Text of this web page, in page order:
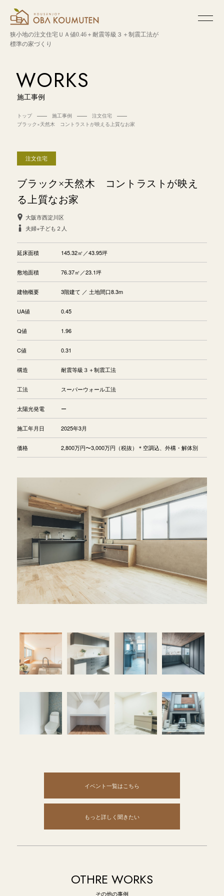
狭小地の注文住宅ＵＡ値0.46＋耐震等級３＋制震工法が
標準の家づくり
WORKS
施工事例
トップ 施工事例
注文住宅
ブラック×天然木 コントラストが映える上質なお家
注文住宅
ブラック×天然木 コントラストが映え
る上質なお家
大阪市西淀川区
夫婦+子ども２人
延床面積 145.32㎡／43.95坪
敷地面積 76.37㎡／23.1坪
建物概要 3階建て ／ 土地間口8.3m
UA値 0.45
Q値 1.96
C値 0.31
構造 耐震等級３＋制震工法
工法 スーパーウォール工法
太陽光発電 ー
施工年月日 2025年3月
価格 2,800万円〜3,000万円（税抜）＊空調込、外構・解体別
イベント一覧はこちら
もっと詳しく聞きたい
OTHRE WORKS
その他の事例